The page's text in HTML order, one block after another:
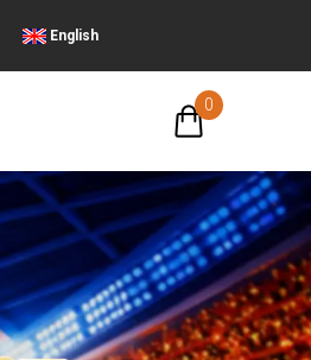
English
0